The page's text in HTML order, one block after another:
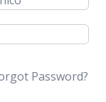
Password?